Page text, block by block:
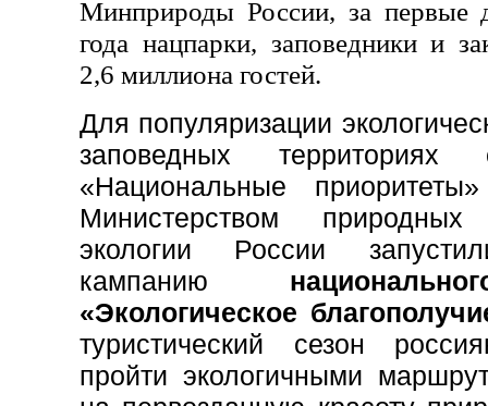
Минприроды России, за первые
года нацпарки, заповедники и
2,6 миллиона гостей.
Для популяризации
заповедных
«Национальные
Министерством
экологии России
кампанию
«Экологическое
туристический сезон
пройти экологичными